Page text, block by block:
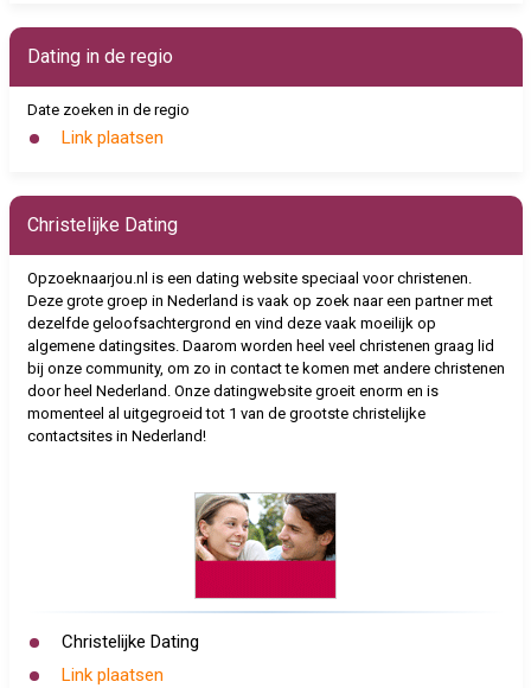
Dating in de regio
Date zoeken in de regio
Link plaatsen
Christelijke Dating
Opzoeknaarjou.nl is een dating website speciaal voor christenen.
Deze grote groep in Nederland is vaak op zoek naar een partner met
dezelfde geloofsachtergrond en vind deze vaak moeilijk op
algemene datingsites. Daarom worden heel veel christenen graag lid
bij onze community, om zo in contact te komen met andere christenen
door heel Nederland. Onze datingwebsite groeit enorm en is
momenteel al uitgegroeid tot 1 van de grootste christelijke
contactsites in Nederland!
Christelijke Dating
Link plaatsen